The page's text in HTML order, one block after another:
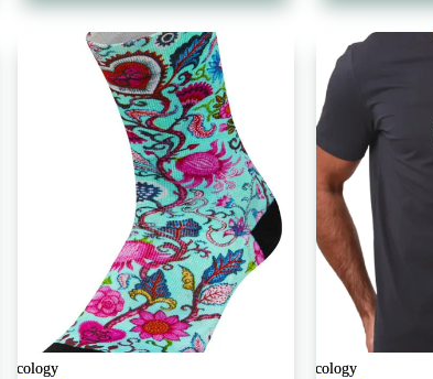
meerdere
optie
gekozen
worden
op
productpagina
Cycology Cycology